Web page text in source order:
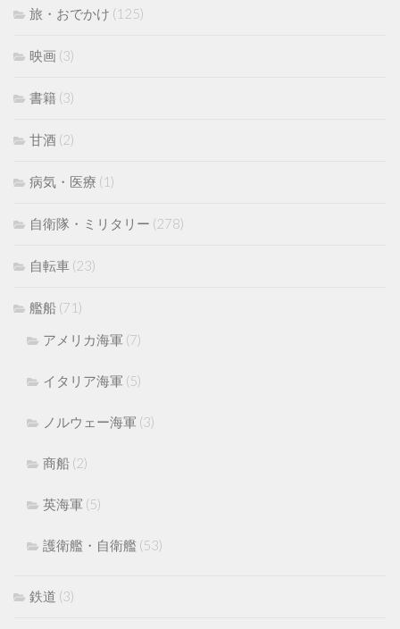
旅・おでかけ (125)
映画 (3)
書籍 (3)
甘酒 (2)
病気・医療 (1)
自衛隊・ミリタリー (278)
自転車 (23)
艦船 (71)
アメリカ海軍 (7)
イタリア海軍 (5)
ノルウェー海軍 (3)
商船 (2)
英海軍 (5)
護衛艦・自衛艦 (53)
鉄道 (3)